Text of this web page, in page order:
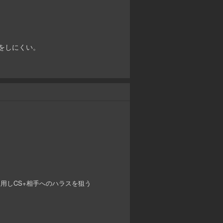
にくい。
しCS+相手へのハラスを狙う